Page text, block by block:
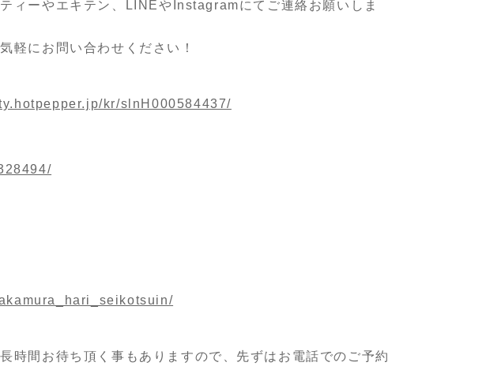
ィーやエキテン、LINEやInstagramにてご連絡お願いしま
軽にお問い合わせください！
kr/slnH000584437/
時間お待ち頂く事もありますので、先ずはお電話でのご予約